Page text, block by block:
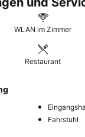
WLAN im Zimmer
Restaurant
Fahrstuhl